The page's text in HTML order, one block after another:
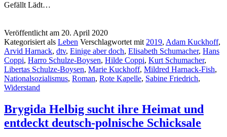
Gefällt Lädt…
Veröffentlicht am 20. April 2020
Kategorisiert als Leben Verschlagwortet mit2019, Adam Kuckhoff,
Arvid Harnack, dtv, Einige aber doch, Elisabeth Schumacher, Hans
Coppi, Harro Schulze-Boysen, Hilde Coppi, Kurt Schumacher,
Libertas Schulze-Boysen, Marie Kuckhoff, Mildred Harnack-Fish,
Nationalsozialismus, Roman, Rote Kapelle, Sabine Friedrich,
Widerstand
Brygida Helbig sucht ihre Heimat und
entdeckt deutsch-polnische Schicksale